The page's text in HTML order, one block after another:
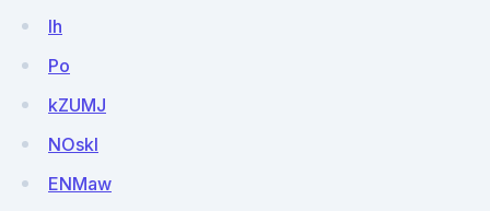
Ih
Po
kZUMJ
NOskI
ENMaw